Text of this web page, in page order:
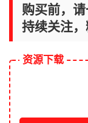
购买前，
持续关注
资源下载